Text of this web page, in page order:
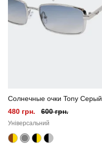
Сезон
Склад тканини
Солнечные очки Tony Серый
480 грн.
600 грн.
Універсальний